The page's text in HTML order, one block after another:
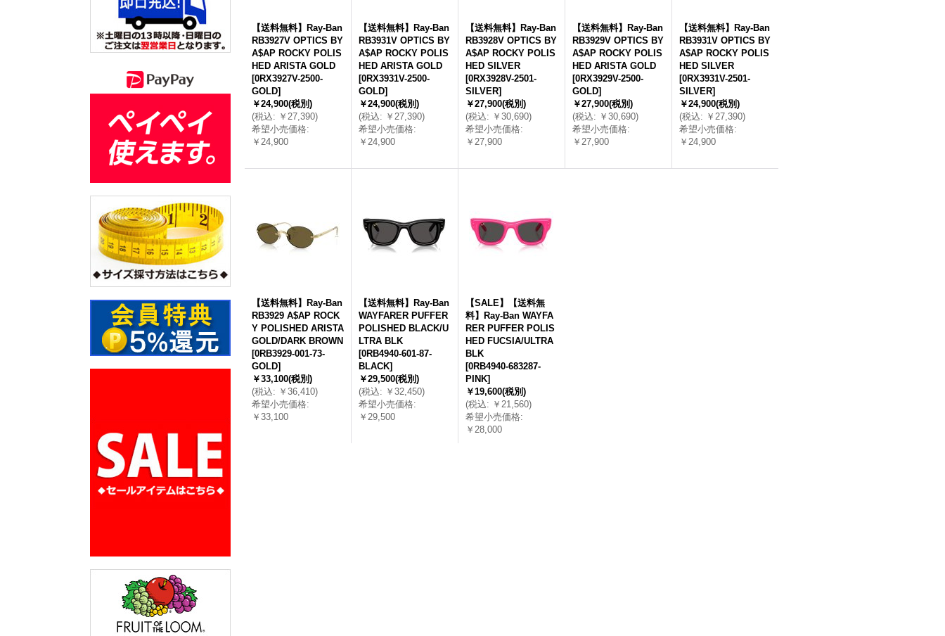
【送料無料】Ray-Ban
RB3927V OPTICS BY
A$AP ROCKY POLIS
HED ARISTA GOLD
[0RX3927V-2500-
GOLD]
￥24,900(税別)
(税込: ￥27,390)
希望小売価格:
￥24,900
【送料無料】Ray-Ban
RB3931V OPTICS BY
A$AP ROCKY POLIS
HED ARISTA GOLD
[0RX3931V-2500-
GOLD]
￥24,900(税別)
(税込: ￥27,390)
希望小売価格:
￥24,900
【送料無料】Ray-Ban
RB3928V OPTICS BY
A$AP ROCKY POLIS
HED SILVER
[0RX3928V-2501-
SILVER]
￥27,900(税別)
(税込: ￥30,690)
希望小売価格:
￥27,900
【送料無料】Ray-Ban
RB3929V OPTICS BY
A$AP ROCKY POLIS
HED ARISTA GOLD
[0RX3929V-2500-
GOLD]
￥27,900(税別)
(税込: ￥30,690)
希望小売価格:
￥27,900
【送料無料】Ray-Ban
RB3931V OPTICS BY
A$AP ROCKY POLIS
HED SILVER
[0RX3931V-2501-
SILVER]
￥24,900(税別)
(税込: ￥27,390)
希望小売価格:
￥24,900
【送料無料】Ray-Ban
RB3929 A$AP ROCK
Y POLISHED ARISTA
GOLD/DARK BROWN
[0RB3929-001-73-
GOLD]
￥33,100(税別)
(税込: ￥36,410)
希望小売価格:
￥33,100
【送料無料】Ray-Ban
WAYFARER PUFFER
POLISHED BLACK/U
LTRA BLK
[0RB4940-601-87-
BLACK]
￥29,500(税別)
(税込: ￥32,450)
希望小売価格:
￥29,500
【SALE】【送料無
料】Ray-Ban WAYFA
RER PUFFER POLIS
HED FUCSIA/ULTRA
BLK
[0RB4940-683287-
PINK]
￥19,600(税別)
(税込: ￥21,560)
希望小売価格:
￥28,000